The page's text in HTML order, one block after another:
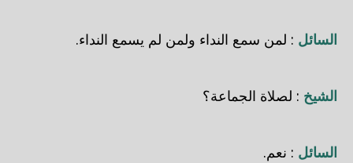
السائل : لمن سمع النداء ولمن لم يسمع النداء.
الشيخ : لصلاة الجماعة؟
السائل : نعم.